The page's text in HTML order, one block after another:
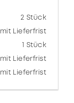
2 Stück
mit Lieferfrist
1 Stück
mit Lieferfrist
mit Lieferfrist